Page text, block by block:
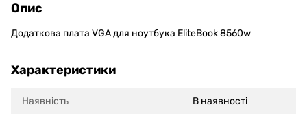
Опис
Додаткова плата VGA для ноутбука EliteBook 8560w
Характеристики
Наявність В наявності